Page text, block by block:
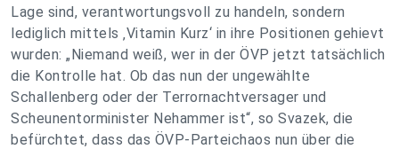
Lage sind, verantwortungsvoll zu handeln, sondern
lediglich mittels ‚Vitamin Kurz‘ in ihre Positionen gehievt
wurden: „Niemand weiß, wer in der ÖVP jetzt tatsächlich
die Kontrolle hat. Ob das nun der ungewählte
Schallenberg oder der Terrornachtversager und
Scheunentorminister Nehammer ist“, so Svazek, die
befürchtet, dass das ÖVP-Parteichaos nun über die